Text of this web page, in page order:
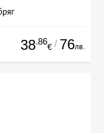
38.86
€ / 76лв.